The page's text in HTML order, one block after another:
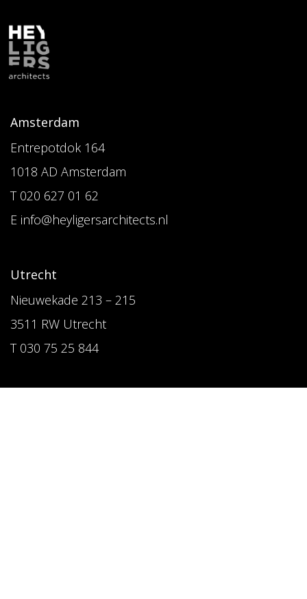
Amsterdam
Entrepotdok 164
1018 AD Amsterdam
T 020 627 01 62
E info@heyligersarchitects.nl
Utrecht
Nieuwekade 213 – 215
3511 RW Utrecht
T 030 75 25 844